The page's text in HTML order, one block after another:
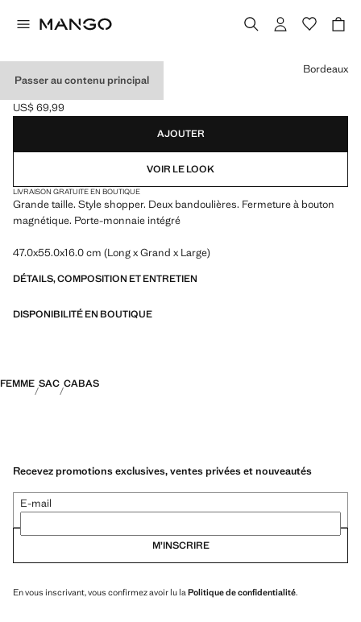
Passer au contenu principal
GRAND SAC CABAS
Prix actuel [US$ 69,99 ]
US$ 69,99
Choisissez une couleur
Bordeaux
AJOUTER
VOIR LE LOOK
LIVRAISON GRATUITE EN BOUTIQUE
Grande taille. Style shopper. Deux bandoulières. Fermeture à bouton
magnétique. Porte-monnaie intégré
47.0x55.0x16.0 cm (Long x Grand x Large)
DÉTAILS, COMPOSITION ET ENTRETIEN
DISPONIBILITÉ EN BOUTIQUE
FEMME SAC CABAS
Recevez promotions exclusives, ventes privées et nouveautés
E-mail
M’INSCRIRE
En vous inscrivant, vous confirmez avoir lu la Politique de confidentialité.